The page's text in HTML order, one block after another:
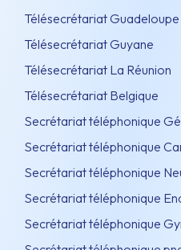
Télésecrétariat Guadeloupe
Télésecrétariat Guyane
Télésecrétariat La Réunion
Télésecrétariat Belgique
Secrétariat téléphonique
Secrétariat téléphonique
Secrétariat téléphonique
Secrétariat téléphonique
Secrétariat téléphonique